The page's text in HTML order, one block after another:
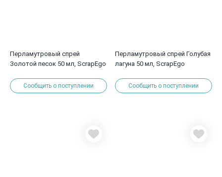
Перламутровый спрей
Золотой песок 50 мл, ScrapEgo
Сообщить о поступлении
Перламутровый спрей Голубая
лагуна 50 мл, ScrapEgo
Сообщить о поступлении